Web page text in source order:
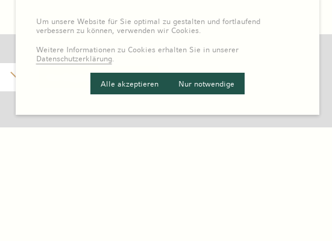
Um unsere Website für Sie optimal zu gestalten und fortlaufend
verbessern zu können, verwenden wir Cookies.
Weitere Informationen zu Cookies erhalten Sie in unserer
Datenschutzerklärung.
Alle akzeptieren Nur notwendige